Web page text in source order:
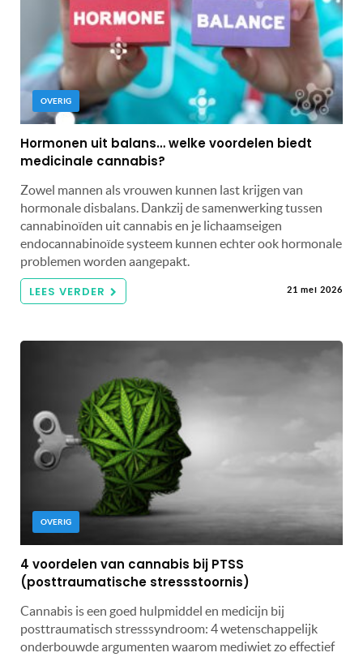
OVERIG
Hormonen uit balans… welke voordelen biedt
medicinale cannabis?
Zowel mannen als vrouwen kunnen last krijgen van
hormonale disbalans. Dankzij de samenwerking tussen
cannabinoïden uit cannabis en je lichaamseigen
endocannabinoïde systeem kunnen echter ook hormonale
problemen worden aangepakt.
LEES VERDER 21 mei 2026
OVERIG
4 voordelen van cannabis bij PTSS
(posttraumatische stressstoornis)
Cannabis is een goed hulpmiddel en medicijn bij
posttraumatisch stresssyndroom: 4 wetenschappelijk
onderbouwde argumenten waarom mediwiet zo effectief